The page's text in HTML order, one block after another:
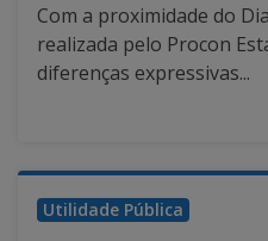
Com a proximidade do
realizada pelo Procon
diferenças expressivas...
Utilidade Pública